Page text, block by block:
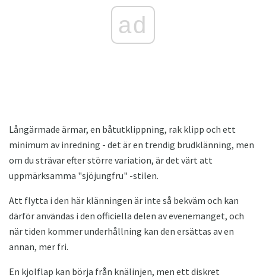
ad
Långärmade ärmar, en båtutklippning, rak klipp och ett
minimum av inredning - det är en trendig brudklänning, men
om du strävar efter större variation, är det värt att
uppmärksamma "sjöjungfru" -stilen.
Att flytta i den här klänningen är inte så bekväm och kan
därför användas i den officiella delen av evenemanget, och
när tiden kommer underhållning kan den ersättas av en
annan, mer fri.
En kjolflap kan börja från knälinjen, men ett diskret